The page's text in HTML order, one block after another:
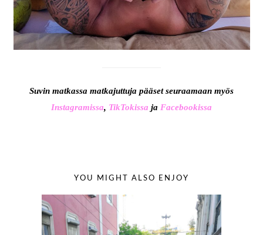
Suvin matkassa matkajuttuja pääset seuraamaan myös
Instagramissa, TikTokissa ja Facebookissa
YOU MIGHT ALSO ENJOY